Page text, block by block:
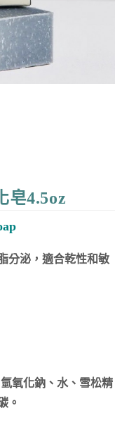
皂4.5oz
分泌，適合乾性和敏
氧化鈉、水、雪松精
。